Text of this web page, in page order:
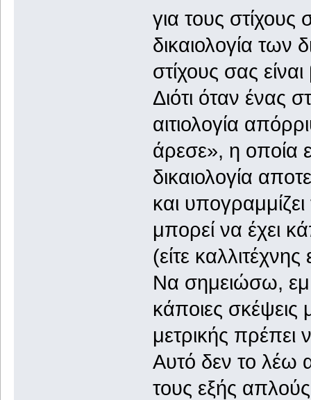
για τους
δικαιολογία των
στίχους σας
Διότι όταν ένας
αιτιολογία
άρεσε», η οποία
δικαιολογία
και
μπορεί να έχει
(είτε
Να σημειώσω,
κάποιες σκέψεις
μετρικής πρέπει
Αυτό δεν το λέω
τους εξής